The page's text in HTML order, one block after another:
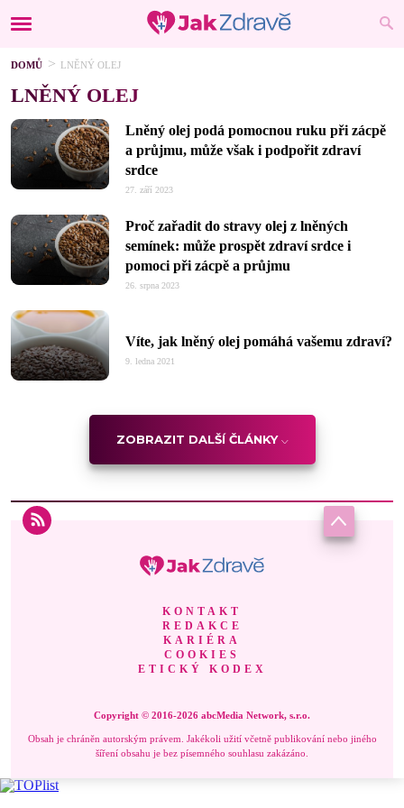
DOMŮ LNĚNÝ OLEJ
LNĚNÝ OLEJ
Lněný olej podá pomocnou ruku při zácpě
a průjmu, může však i podpořit zdraví
srdce
27. září 2023
Proč zařadit do stravy olej z lněných
semínek: může prospět zdraví srdce i
pomoci při zácpě a průjmu
26. srpna 2023
Víte, jak lněný olej pomáhá vašemu zdraví?
9. ledna 2021
ZOBRAZIT DALŠÍ ČLÁNKY
KONTAKT
REDAKCE
KARIÉRA
COOKIES
ETICKÝ KODEX
Copyright © 2016-2026 abcMedia Network, s.r.o.
Obsah je chráněn autorským právem. Jakékoli užití včetně publikování nebo jiného
šíření obsahu je bez písemného souhlasu zakázáno.